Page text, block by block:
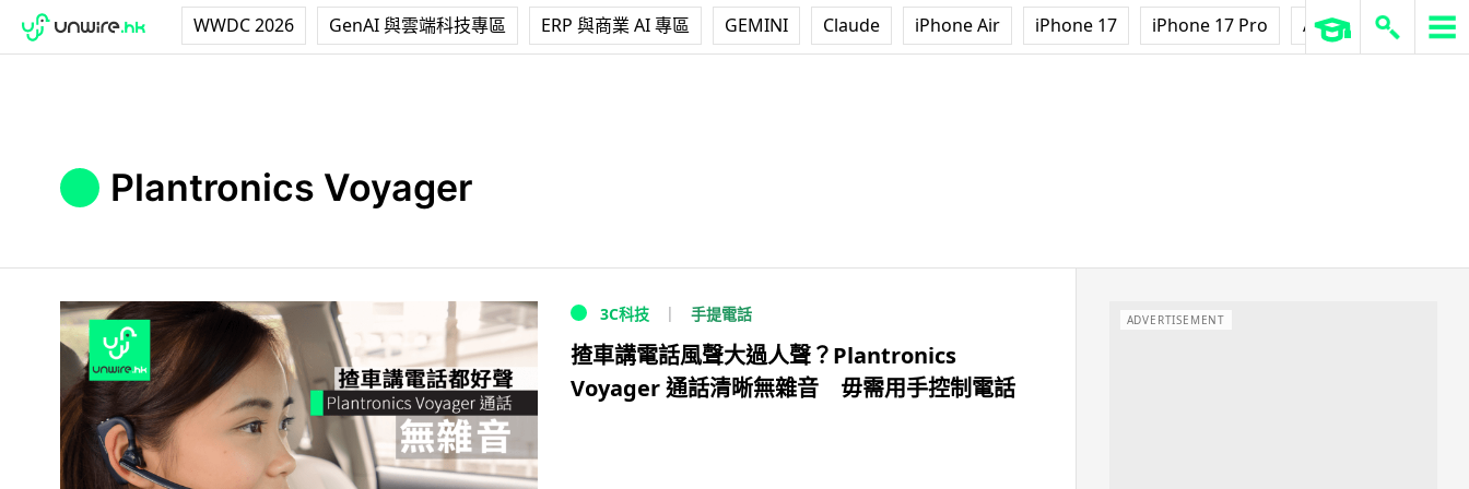
WWDC 2026 GenAI 與雲端科技專區 ERP 與商業 AI 專區 GEMINI Claude iPhone Air iPhone 17 iPhone 17 Pro AirPods Pro 3
Plantronics Voyager
3C科技 手提電話
揸車講電話風聲大過人聲？Plantronics
Voyager 通話清晰無雜音 毋需用手控制電話
ADVERTISEMENT